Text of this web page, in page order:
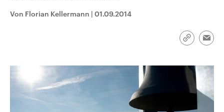
und Hintergründe zu den Parteien
und Kandidaten der anstehenden
Sendungen Programm Podcasts
Von Florian Kellermann | 01.09.2014
Link